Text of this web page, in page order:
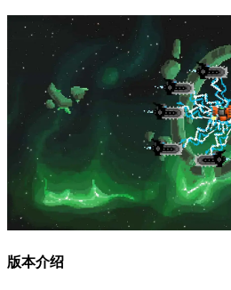
版本介绍